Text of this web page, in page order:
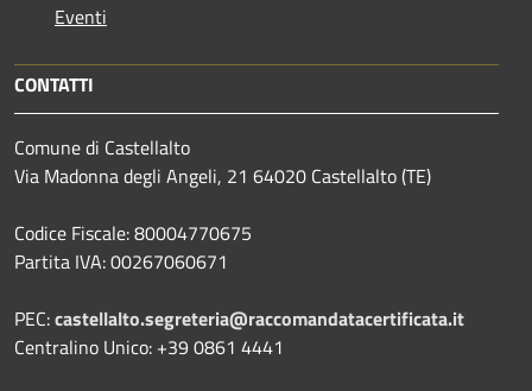
Eventi
CONTATTI
Comune di Castellalto
Via Madonna degli Angeli, 21 64020 Castellalto (TE)
Codice Fiscale: 80004770675
Partita IVA: 00267060671
PEC:castellalto.segreteria@raccomandatacertificata.it
Centralino Unico: +39 0861 4441